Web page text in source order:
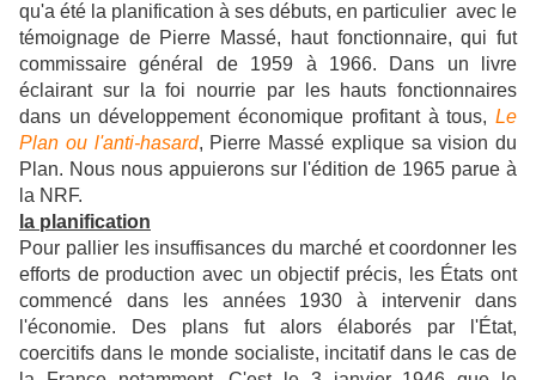
qu'a été la planification à ses débuts, en particulier avec le
témoignage de Pierre Massé, haut fonctionnaire, qui fut
commissaire général de 1959 à 1966. Dans un livre
éclairant sur la foi nourrie par les hauts fonctionnaires
dans un développement économique profitant à tous, Le
Plan ou l'anti-hasard, Pierre Massé explique sa vision du
Plan. Nous nous appuierons sur l'édition de 1965 parue à
la NRF.
la planification
Pour pallier les insuffisances du marché et coordonner les
efforts de production avec un objectif précis, les États ont
commencé dans les années 1930 à intervenir dans
l'économie. Des plans fut alors élaborés par l'État,
coercitifs dans le monde socialiste, incitatif dans le cas de